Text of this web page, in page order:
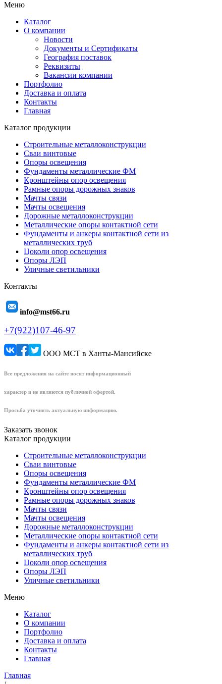
Меню
Каталог
О компании
Новости
Документы и Сертификаты
География поставок
Реквизиты
Вакансии компании
Портфолио
Доставка и оплата
Контакты
Главная
Каталог продукции
Строительные металлоконструкции
Сваи винтовые
Опоры освещения
Фундаменты металлические ФМ
Кронштейны опор освещения
Рамные опоры дорожных знаков
Мачты связи
Мачты освещения
Дорожные металлоконструкции
Металлические опоры контактной сети
Фундаменты и анкеры контактной сети из
металлических труб
Цоколи опор освещения
Опоры ЛЭП
Уличные светильники
Контакты
info@mst66.ru
+7(922)107-46-97
ООО МСТ в Ханты-Мансийске
Все предложения на сайте носят информационный
характер и не являются публичной офертой.
Просьба уточнять актуальную информацию.
Заказать звонок
Каталог продукции
Строительные металлоконструкции
Сваи винтовые
Опоры освещения
Фундаменты металлические ФМ
Кронштейны опор освещения
Рамные опоры дорожных знаков
Мачты связи
Мачты освещения
Дорожные металлоконструкции
Металлические опоры контактной сети
Фундаменты и анкеры контактной сети из
металлических труб
Цоколи опор освещения
Опоры ЛЭП
Уличные светильники
Меню
Каталог
О компании
Портфолио
Доставка и оплата
Контакты
Главная
Главная